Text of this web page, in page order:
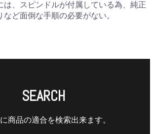
は、スピンドルが付属している為、純正
など面倒な手順の必要がない。
SEARCH
商品の適合を検索出来ます。